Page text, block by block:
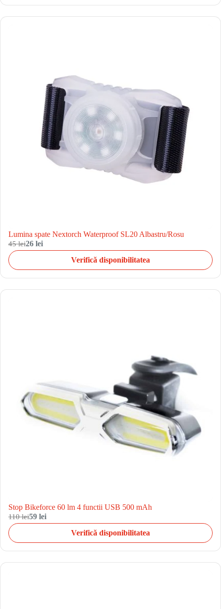
Lumina spate Nextorch Waterproof SL20 Albastru/Rosu
45 lei26 lei
Verifică disponibilitatea
Stop Bikeforce 60 lm 4 functii USB 500 mAh
110 lei59 lei
Verifică disponibilitatea